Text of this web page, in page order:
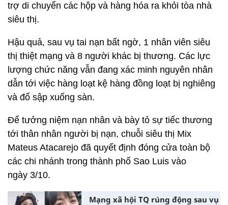
trợ di chuyển các hộp và hàng hóa ra khỏi tòa nhà
siêu thị.
Hậu quả, sau vụ tai nạn bất ngờ, 1 nhân viên siêu
thị thiệt mạng và 8 người khác bị thương. Các lực
lượng chức năng vẫn đang xác minh nguyên nhân
dẫn tới việc hàng loạt kệ hàng đồng loạt bị nghiêng
và đổ sập xuống sàn.
Để tưởng niệm nạn nhân và bày tỏ sự tiếc thương
tới thân nhân người bị nạn, chuỗi siêu thị Mix
Mateus Atacarejo đã quyết định đóng cửa toàn bộ
các chi nhánh trong thành phố Sao Luis vào
ngày 3/10.
Mạng xã hội TQ rúng động sau vụ